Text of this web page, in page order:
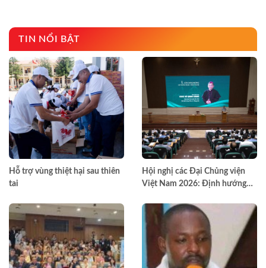
TIN NỔI BẬT
Hỗ trợ vùng thiệt hại sau thiên
tai
Hội nghị các Đại Chủng viện
Việt Nam 2026: Định hướng